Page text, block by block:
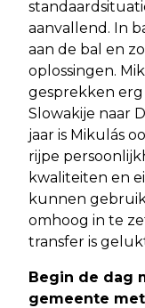
aanvallend. In
aan de bal en
oplossingen.
gesprekken
Slowakije naar
jaar is Mikulás
rijpe
kwaliteiten en
kunnen
omhoog in te
transfer is
Begin de dag
gemeente